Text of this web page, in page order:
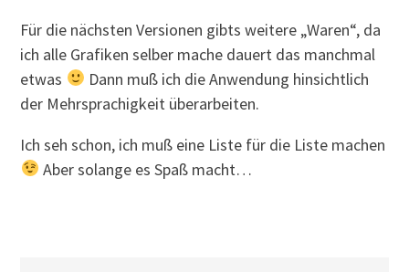
Für die nächsten Versionen gibts weitere „Waren“, da
ich alle Grafiken selber mache dauert das manchmal
etwas
Dann muß ich die Anwendung hinsichtlich
der Mehrsprachigkeit überarbeiten.
Ich seh schon, ich muß eine Liste für die Liste machen
Aber solange es Spaß macht…